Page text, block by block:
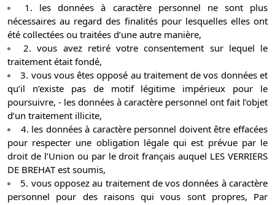
1. les données à caractère personnel ne sont plus
nécessaires au regard des finalités pour lesquelles elles ont
été collectées ou traitées d’une autre manière,
2. vous avez retiré votre consentement sur lequel le
traitement était fondé,
3. vous vous êtes opposé au traitement de vos données et
qu’il n’existe pas de motif légitime impérieux pour le
poursuivre, - les données à caractère personnel ont fait l’objet
d’un traitement illicite,
4. les données à caractère personnel doivent être effacées
pour respecter une obligation légale qui est prévue par le
droit de l’Union ou par le droit français auquel LES VERRIERS
DE BREHAT est soumis,
5. vous opposez au traitement de vos données à caractère
personnel pour des raisons qui vous sont propres, Par